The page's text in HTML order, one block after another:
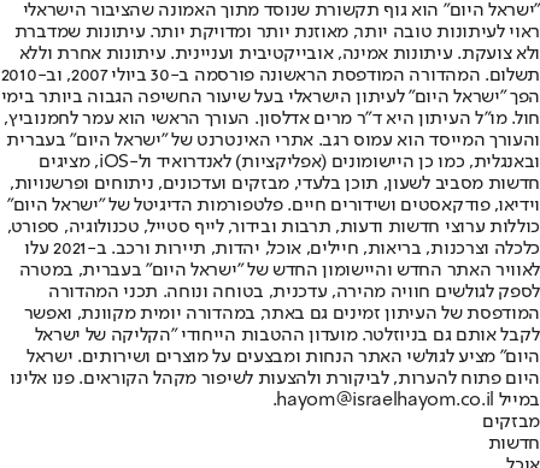
"ישראל היום" הוא גוף תקשורת שנוסד מתוך האמונה שהציבור הישראלי
ראוי לעיתונות טובה יותר, מאוזנת יותר ומדויקת יותר. עיתונות שמדברת
ולא צועקת. עיתונות אמינה, אובייקטיבית ועניינית. עיתונות אחרת וללא
תשלום. המהדורה המודפסת הראשונה פורסמה ב-30 ביולי 2007, וב-2010
הפך "ישראל היום" לעיתון הישראלי בעל שיעור החשיפה הגבוה ביותר בימי
חול. מו"ל העיתון היא ד"ר מרים אדלסון. העורך הראשי הוא עמר לחמנוביץ,
והעורך המייסד הוא עמוס רגב. אתרי האינטרנט של "ישראל היום" בעברית
ובאנגלית, כמו כן היישומונים (אפליקציות) לאנדרואיד ול-iOS, מציגים
חדשות מסביב לשעון, תוכן בלעדי, מבזקים ועדכונים, ניתוחים ופרשנויות,
וידיאו, פודקאסטים ושידורים חיים. פלטפורמות הדיגיטל של "ישראל היום"
כוללות ערוצי חדשות ודעות, תרבות ובידור, לייף סטייל, טכנולוגיה, ספורט,
כלכלה וצרכנות, בריאות, חיילים, אוכל, יהדות, תיירות ורכב. ב-2021 עלו
לאוויר האתר החדש והיישומון החדש של "ישראל היום" בעברית, במטרה
לספק לגולשים חוויה מהירה, עדכנית, בטוחה ונוחה. תכני המהדורה
המודפסת של העיתון זמינים גם באתר, במהדורה יומית מקוונת, ואפשר
לקבל אותם גם בניוזלטר. מועדון ההטבות הייחודי "הקליקה של ישראל
היום" מציע לגולשי האתר הנחות ומבצעים על מוצרים ושירותים. ישראל
היום פתוח להערות, לביקורת ולהצעות לשיפור מקהל הקוראים. פנו אלינו
במייל hayom@israelhayom.co.il.
מבזקים
חדשות